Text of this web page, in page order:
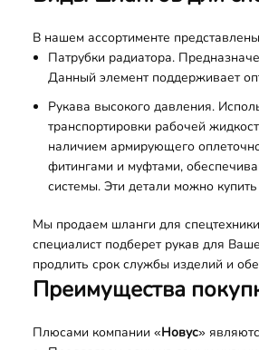
В нашем ассортименте
Патрубки радиатора.
Данный элемент поддерживает
Рукава высокого давления.
транспортировки рабочей
наличием армирующего
фитингами и муфтами,
системы. Эти детали можно
Мы продаем шланги для спецтехники
специалист подберет рукав для
продлить срок службы изделий и
Преимущества
Плюсами компании «Новус»